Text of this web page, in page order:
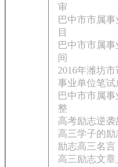
审
巴中市市属
目
巴中市市属
间
2016年潍坊
事业单位笔
巴中市市属
整
高考励志逆袭
高三学子的
励志高三名言
高三励志文